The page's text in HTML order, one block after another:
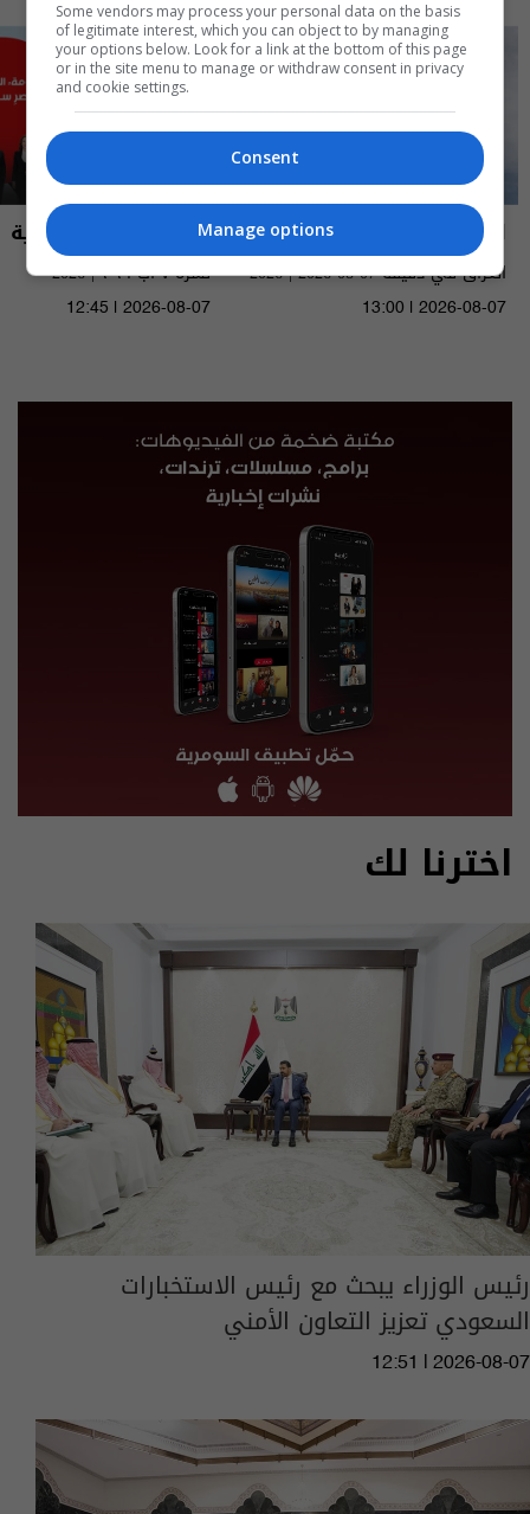
العراق في دقيقة
العراق في دقيقة 07-08-2026 | 2026
13:00 | 2026-08-07
نشرة أخبار السومرية
نشرة ٧ آب ٢٠٢٦ | 2026
12:45 | 2026-08-07
اخترنا لك
رئيس الوزراء يبحث مع رئيس الاستخبارات
السعودي تعزيز التعاون الأمني
12:51 | 2026-08-07
Some vendors may process your personal data on the basis
of legitimate interest, which you can object to by managing
your options below. Look for a link at the bottom of this page
or in the site menu to manage or withdraw consent in privacy
and cookie settings.
Consent
Manage options